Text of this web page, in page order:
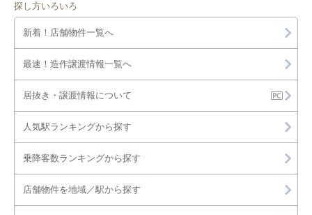
探し方いろいろ
新着！店舗物件一覧へ
最速！造作譲渡情報一覧へ
居抜き・譲渡情報について
人気駅ランキングから探す
乗降客数ランキングから探す
店舗物件を地域／駅から探す